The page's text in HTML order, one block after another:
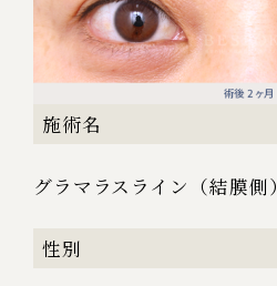
施術名
グラマラスライン（結膜側）
性別